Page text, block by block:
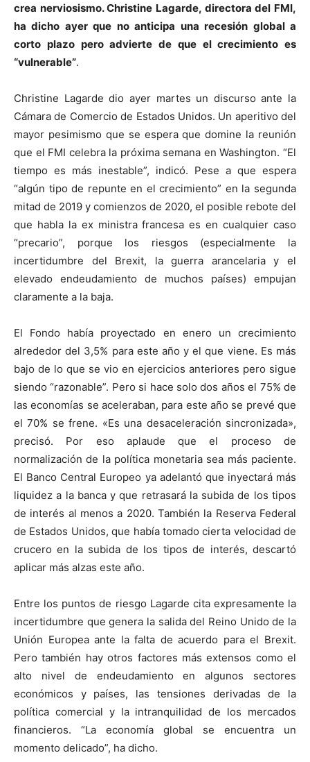
crea nerviosismo. Christine Lagarde, directora del FMI,
ha dicho ayer que no anticipa una recesión global a
corto plazo pero advierte de que el crecimiento es
“vulnerable”.
Christine Lagarde dio ayer martes un discurso ante la
Cámara de Comercio de Estados Unidos. Un aperitivo del
mayor pesimismo que se espera que domine la reunión
que el FMI celebra la próxima semana en Washington. “El
tiempo es más inestable”, indicó. Pese a que espera
“algún tipo de repunte en el crecimiento” en la segunda
mitad de 2019 y comienzos de 2020, el posible rebote del
que habla la ex ministra francesa es en cualquier caso
“precario”, porque los riesgos (especialmente la
incertidumbre del Brexit, la guerra arancelaria y el
elevado endeudamiento de muchos países) empujan
claramente a la baja.
El Fondo había proyectado en enero un crecimiento
alrededor del 3,5% para este año y el que viene. Es más
bajo de lo que se vio en ejercicios anteriores pero sigue
siendo “razonable”. Pero si hace solo dos años el 75% de
las economías se aceleraban, para este año se prevé que
el 70% se frene. «Es una desaceleración sincronizada»,
precisó. Por eso aplaude que el proceso de
normalización de la política monetaria sea más paciente.
El Banco Central Europeo ya adelantó que inyectará más
liquidez a la banca y que retrasará la subida de los tipos
de interés al menos a 2020. También la Reserva Federal
de Estados Unidos, que había tomado cierta velocidad de
crucero en la subida de los tipos de interés, descartó
aplicar más alzas este año.
Entre los puntos de riesgo Lagarde cita expresamente la
incertidumbre que genera la salida del Reino Unido de la
Unión Europea ante la falta de acuerdo para el Brexit.
Pero también hay otros factores más extensos como el
alto nivel de endeudamiento en algunos sectores
económicos y países, las tensiones derivadas de la
política comercial y la intranquilidad de los mercados
financieros. “La economía global se encuentra un
momento delicado”, ha dicho.